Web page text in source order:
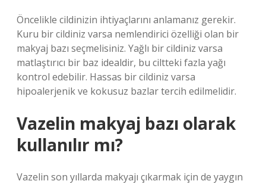
Öncelikle cildinizin ihtiyaçlarını anlamanız gerekir.
Kuru bir cildiniz varsa nemlendirici özelliği olan bir
makyaj bazı seçmelisiniz. Yağlı bir cildiniz varsa
matlaştırıcı bir baz idealdir, bu ciltteki fazla yağı
kontrol edebilir. Hassas bir cildiniz varsa
hipoalerjenik ve kokusuz bazlar tercih edilmelidir.
Vazelin makyaj bazı olarak
kullanılır mı?
Vazelin son yıllarda makyajı çıkarmak için de yaygın